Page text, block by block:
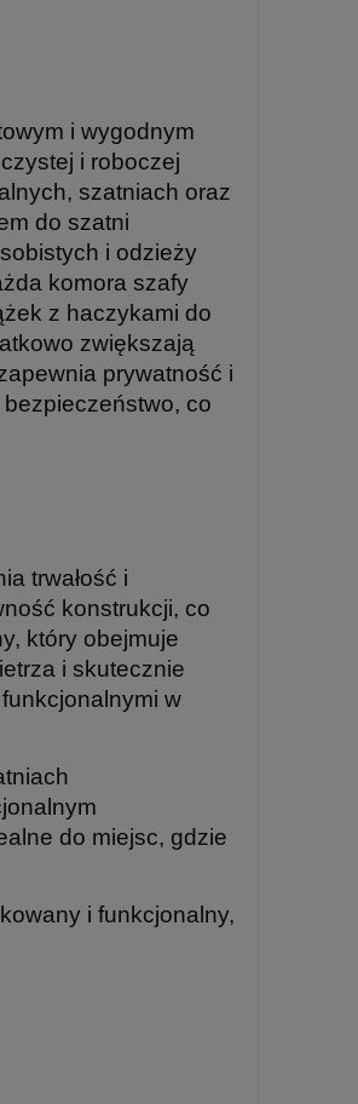
i wygodnym
i roboczej
szatniach oraz
do szatni
i odzieży
komora szafy
z haczykami do
zwiększają
prywatność i
bezpieczeństwo, co
trwałość i
konstrukcji, co
który obejmuje
i skutecznie
w
do miejsc, gdzie
i funkcjonalny,